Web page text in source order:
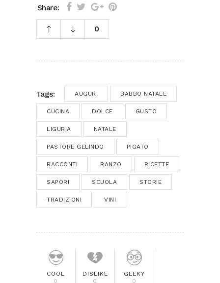
Share:
0
Tags: AUGURI BABBO NATALE
CUCINA DOLCE GUSTO
LIGURIA NATALE
PASTORE GELINDO PIGATO
RACCONTI RANZO RICETTE
SAPORI SCUOLA STORIE
TRADIZIONI VINI
COOL
0
DISLIKE
0
GEEKY
0